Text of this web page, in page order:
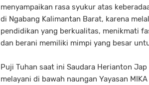
menyampaikan rasa syukur atas
di Ngabang Kalimantan Barat, karena
pendidikan yang berkualitas, menikmati
dan berani memiliki mimpi yang besar
Puji Tuhan saat ini Saudara Herianton
melayani di bawah naungan Yayasan